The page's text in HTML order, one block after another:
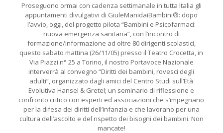
Proseguono ormai con cadenza settimanale in tutta Italia gli
appuntamenti divulgativi di GiuleManidaiBambini®: dopo
l’avvio, oggi, del progetto pilota “Bambini e Psicofarmaci:
nuova emergenza sanitaria”, con l’incontro di
formazione/informazione ad oltre 80 dirigenti scolastici,
questo sabato mattina (26/11/05) presso il Teatro Crocetta, in
Via Piazzi n° 25 a Torino, il nostro Portavoce Nazionale
interverrà al convegno “Diritti dei bambini, rovesci degli
adulti”, organizzato dagli amici del Centro Studi sull’Età
Evolutiva Hansel & Gretel; un seminario di riflessione e
confronto critico con esperti ed associazioni che s’impegnano
per la difesa dei diritti dell’infanzia e che lavorano per una
cultura dell’ascolto e del rispetto dei bisogni dei bambini. Non
mancate!